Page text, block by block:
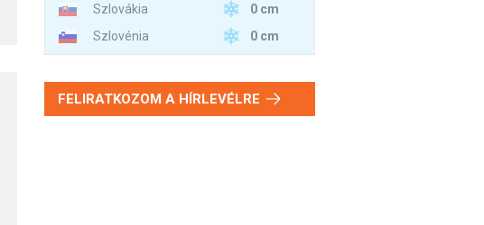
Szlovákia
0 cm
Szlovénia
0 cm
FELIRATKOZOM A HÍRLEVÉLRE